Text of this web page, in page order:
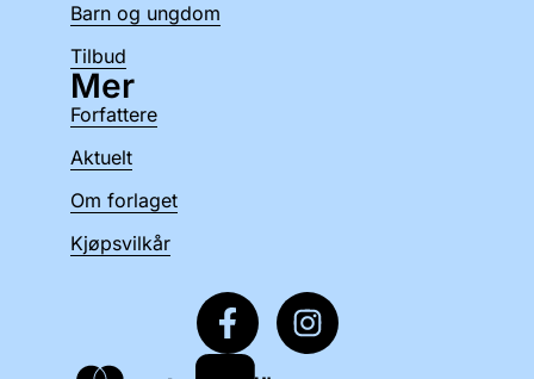
Barn og ungdom
Tilbud
Mer
Forfattere
Aktuelt
Om forlaget
Kjøpsvilkår